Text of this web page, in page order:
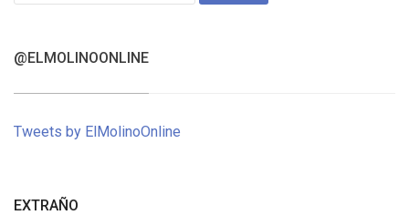
@ELMOLINOONLINE
Tweets by ElMolinoOnline
EXTRAÑO